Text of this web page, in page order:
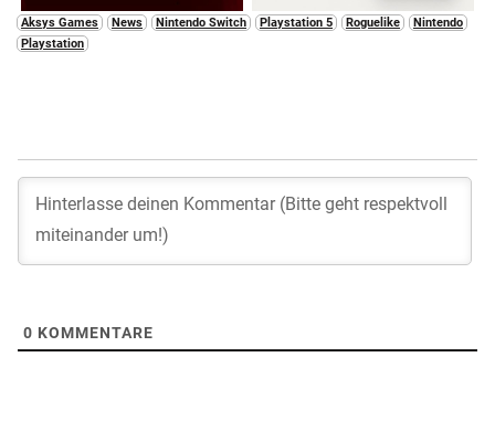
Aksys Games News Nintendo Switch Playstation 5 Roguelike
Nintendo
Playstation
0 KOMMENTARE